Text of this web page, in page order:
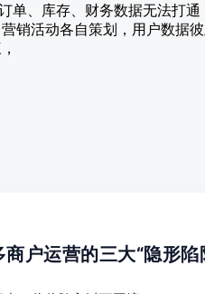
单、库存、财务数据无法打
销活动各自策划，用户数据
户运营的三大“隐形陷